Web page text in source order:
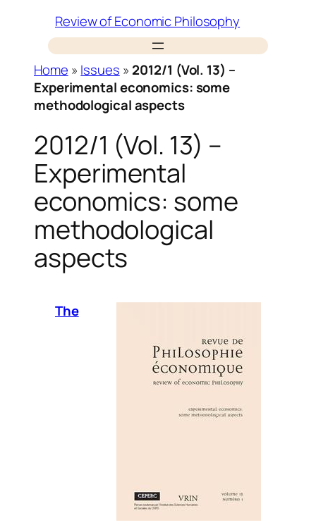
content
Review of Economic Philosophy
Home » Issues » 2012/1 (Vol. 13) –
Experimental economics: some
methodological aspects
2012/1 (Vol. 13) –
Experimental
economics: some
methodological
aspects
The